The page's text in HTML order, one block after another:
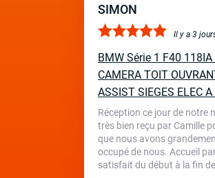
SIMON
Il y a 3
BMW Série 1 F40 118IA
CAMERA TOIT
ASSIST SIEGES ELEC
Réception ce jour de notre
très bien reçu par Camille
que nous avons
occupé de nous. Accueil
satisfait du début à la fin